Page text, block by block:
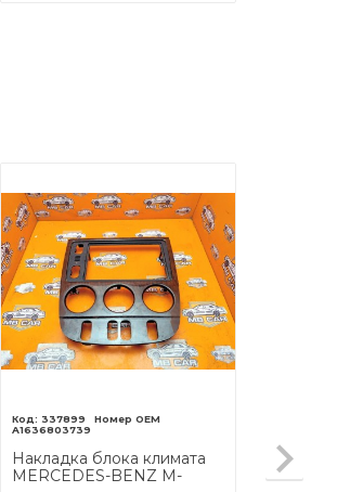
337899
A1636803739
Накладка блока климата
MERCEDES-BENZ M-